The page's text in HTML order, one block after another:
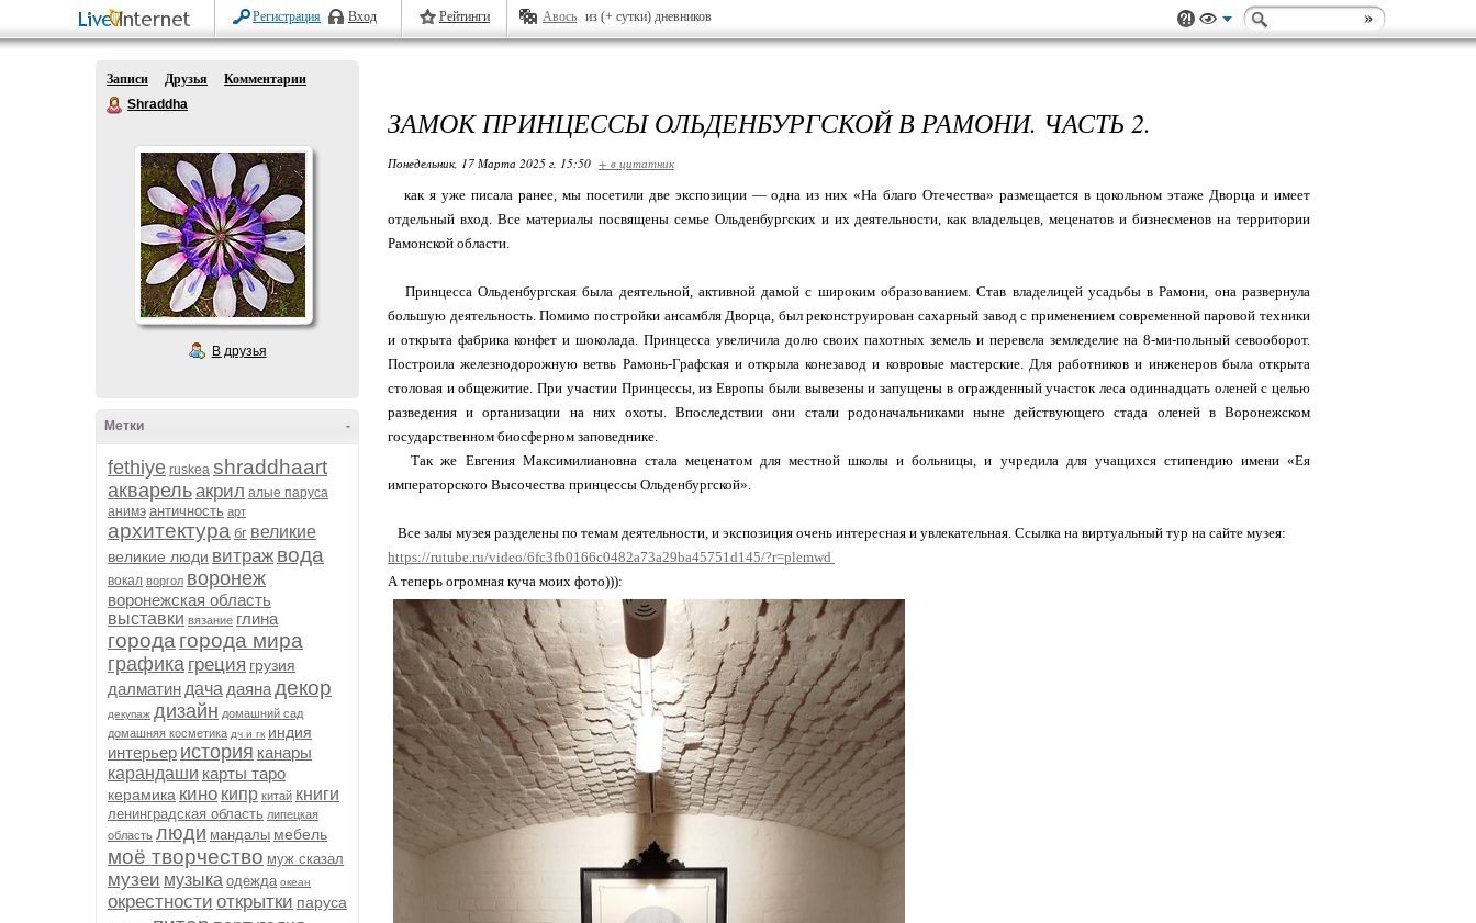
Регистрация Вход Рейтинги Авось из (+ сутки) дневников
Записи Друзья
Комментарии
Shraddha
В друзья
-
Метки
fethiye ruskea shraddhaart
акварельакрил алые паруса
анимэ античность арт
архитектура бг великие
великие люди витраж вода
вокал воргол воронеж
воронежская область
выставки вязание глина
города города мира
графика греция грузия
далматин дача даянадекор
декупаж дизайн домашний сад
домашняя косметика дч и гк индия
интерьер история канары
карандаши карты таро
керамика кино кипр китай книги
ленинградская область липецкая
область люди мандалы мебель
моё творчество муж сказал
музеи музыка одежда океан
окрестности открытки паруса
ЗАМОК ПРИНЦЕССЫ ОЛЬДЕНБУРГСКОЙ В РАМОНИ. ЧАСТЬ 2.
Понедельник, 17 Марта 2025 г. 15:50 + в цитатник
как я уже писала ранее, мы посетили две экспозиции — одна из них «На благо Отечества» размещается в цокольном этаже Дворца и имеет
отдельный вход. Все материалы посвящены семье Ольденбургских и их деятельности, как владельцев, меценатов и бизнесменов на территории
Рамонской области.
Принцесса Ольденбургская была деятельной, активной дамой с широким образованием. Став владелицей усадьбы в Рамони, она развернула
большую деятельность. Помимо постройки ансамбля Дворца, был реконструирован сахарный завод с применением современной паровой техники
и открыта фабрика конфет и шоколада. Принцесса увеличила долю своих пахотных земель и перевела земледелие на 8-ми-польный севооборот.
Построила железнодорожную ветвь Рамонь-Графская и открыла конезавод и ковровые мастерские. Для работников и инженеров была открыта
столовая и общежитие. При участии Принцессы, из Европы были вывезены и запущены в огражденный участок леса одиннадцать оленей с целью
разведения и организации на них охоты. Впоследствии они стали родоначальниками ныне действующего стада оленей в Воронежском
государственном биосферном заповеднике.
Так же Евгения Максимилиановна стала меценатом для местной школы и больницы, и учредила для учащихся стипендию имени «Ея
императорского Высочества принцессы Ольденбургской».
Все залы музея разделены по темам деятельности, и экспозиция очень интересная и увлекательная. Ссылка на виртуальный тур на сайте музея:
https://rutube.ru/video/6fc3fb0166c0482a73a29ba45751d145/?r=plemwd
А теперь огромная куча моих фото))):